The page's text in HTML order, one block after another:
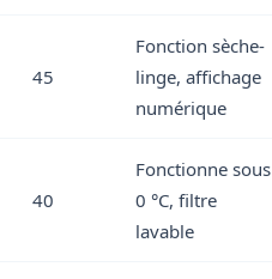
45
Fonction sèche-
linge, affichage
numérique
40
Fonctionne sous
0 °C, filtre
lavable